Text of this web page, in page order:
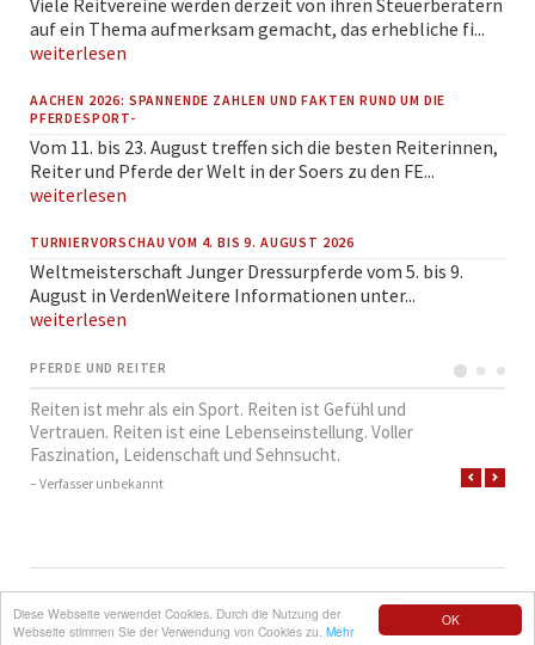
OK
Diese Webseite verwendet Cookies. Durch die Nutzung der
Webseite stimmen Sie der Verwendung von Cookies zu. Mehr
auf ein Thema aufmerksam gemacht, das erhebliche fi...
weiterlesen
AACHEN 2026: SPANNENDE ZAHLEN UND FAKTEN RUND UM DIE
PFERDESPORT-
Vom 11. bis 23. August treffen sich die besten Reiterinnen,
Reiter und Pferde der Welt in der Soers zu den FE...
weiterlesen
TURNIERVORSCHAU VOM 4. BIS 9. AUGUST 2026
Weltmeisterschaft Junger Dressurpferde vom 5. bis 9.
August in VerdenWeitere Informationen unter...
weiterlesen
PFERDE UND REITER
Reiten ist mehr als ein Sport. Reiten ist Gefühl und
Vertrauen. Reiten ist eine Lebenseinstellung. Voller
Faszination, Leidenschaft und Sehnsucht.
– Verfasser unbekannt
ÜBERSPRINGEN
© REITVEREIN LÜTTEWITZ E.V.
ROCKSOLID CONTAO THEMES & TEMPLATES